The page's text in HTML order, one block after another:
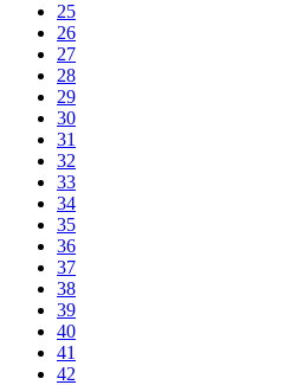
25
26
27
28
29
30
31
32
33
34
35
36
37
38
39
40
41
42